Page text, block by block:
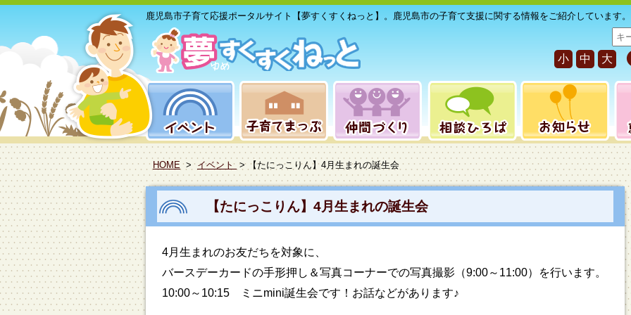
鹿児島市子育て応援ポータルサイト【夢すくすくねっと】。鹿児島市の子育て支援に関する情報をご紹介しています。
サ
イ
ト
内
小 中 大
HOME > イベント > 【たにっこりん】4月生まれの誕生会
【たにっこりん】4月生まれの誕生会
4月生まれのお友だちを対象に、
バースデーカードの手形押し＆写真コーナーでの写真撮影（9:00～11:00）を行います。
10:00～10:15 ミニmini誕生会です！お話などがあります♪